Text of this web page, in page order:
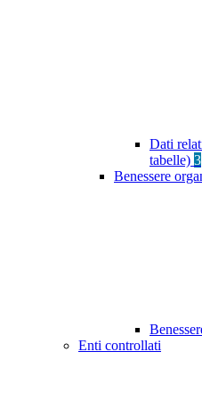
Dati
tabelle) 3
Benessere
Enti controllati